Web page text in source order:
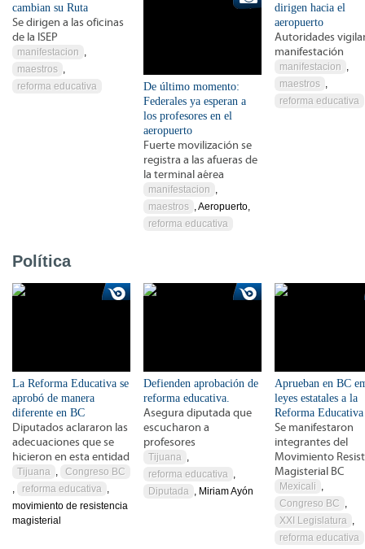
cambian su Ruta
Se dirigen a las oficinas
de la ISEP
manifestacion ,
maestros ,
reforma educativa
De último momento:
Federales ya esperan a
los profesores en el
aeropuerto
Fuerte movilización se
registra a las afueras de
la terminal aérea
manifestacion ,
maestros , Aeropuerto,
reforma educativa
dirigen hacia el
aeropuerto
Autoridades
manifestación
manifestacion ,
maestros ,
reforma educativa
Política
La Reforma Educativa se
aprobó de manera
diferente en BC
Diputados aclararon las
adecuaciones que se
hicieron en esta entidad
Tijuana ,
Congreso BC
,
reforma educativa ,
movimiento de resistencia
magisterial
Defienden aprobación de
reforma educativa.
Asegura diputada que
escucharon a
profesores
Tijuana ,
reforma educativa ,
Diputada , Miriam Ayón
Aprueban en BC
leyes estatales a la
Reforma Educativa
Se manifestaron
integrantes del
Movimiento
Magisterial BC
Mexicali ,
Congreso BC ,
XXI Legislatura ,
reforma educativa